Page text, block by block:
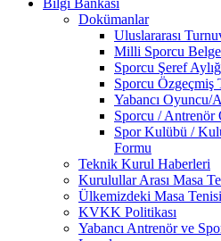
Bilgi Bankası
Dokümanlar
Uluslararası
Milli Sporcu
Sporcu Şeref
Sporcu Özgeçmiş
Yabancı Oyuncu/
Sporcu / Antrenör
Spor Kulübü /
Formu
Teknik Kurul Haberleri
Kurulullar Arası Masa
Ülkemizdeki Masa
KVKK Politikası
Yabancı Antrenör ve